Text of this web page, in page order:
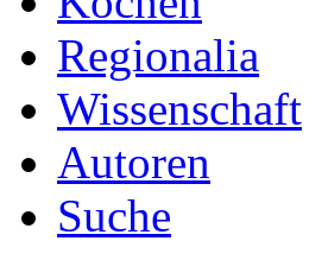
Regionalia
Wissenschaft
Autoren
Suche